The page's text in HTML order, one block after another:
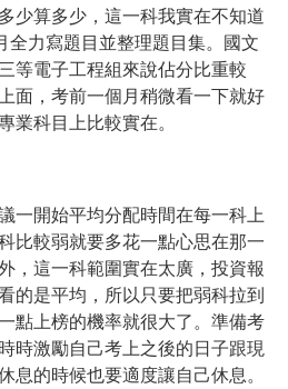
少算多少，這一科我實在不知道
全力寫題目並整理題目集。國文
等電子工程組來說佔分比重較
面，考前一個月稍微看一下就好
業科目上比較實在。
一開始平均分配時間在每一科上
比較弱就要多花一點心思在那一
，這一科範圍實在太廣，投資報
的是平均，所以只要把弱科拉到
點上榜的機率就很大了。準備考
時激勵自己考上之後的日子跟現
息的時候也要適度讓自己休息。